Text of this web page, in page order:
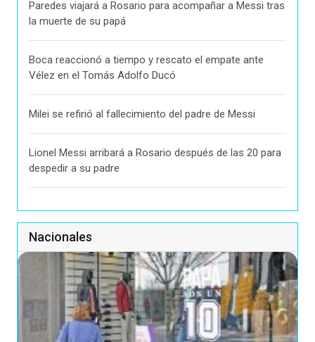
Paredes viajará a Rosario para acompañar a Messi tras
la muerte de su papá
Boca reaccionó a tiempo y rescato el empate ante
Vélez en el Tomás Adolfo Ducó
Milei se refirió al fallecimiento del padre de Messi
Lionel Messi arribará a Rosario después de las 20 para
despedir a su padre
Nacionales